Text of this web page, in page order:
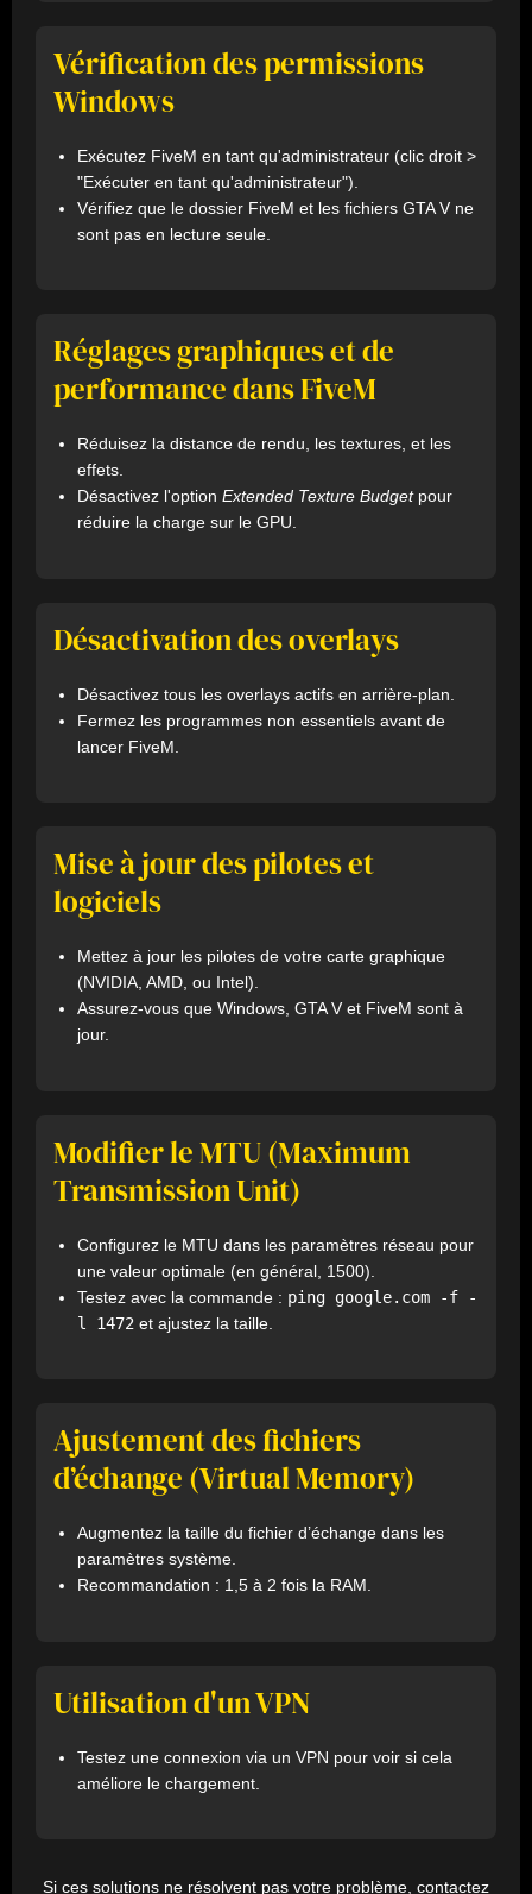
Vérification des permissions
Windows
Exécutez FiveM en tant qu'administrateur (clic droit >
"Exécuter en tant qu'administrateur").
Vérifiez que le dossier FiveM et les fichiers GTA V ne
sont pas en lecture seule.
Réglages graphiques et de
performance dans FiveM
Réduisez la distance de rendu, les textures, et les
effets.
Désactivez l'option Extended Texture Budgetpour
réduire la charge sur le GPU.
Désactivation des overlays
Désactivez tous les overlays actifs en arrière-plan.
Fermez les programmes non essentiels avant de
lancer FiveM.
Mise à jour des pilotes et
logiciels
Mettez à jour les pilotes de votre carte graphique
(NVIDIA, AMD, ou Intel).
Assurez-vous que Windows, GTA V et FiveM sont à
jour.
Modifier le MTU (Maximum
Transmission Unit)
Configurez le MTU dans les paramètres réseau pour
une valeur optimale (en général, 1500).
Testez avec la commande : ping google.com -f -
l 1472 et ajustez la taille.
Ajustement des fichiers
d’échange (Virtual Memory)
Augmentez la taille du fichier d’échange dans les
paramètres système.
Recommandation : 1,5 à 2 fois la RAM.
Utilisation d'un VPN
Testez une connexion via un VPN pour voir si cela
améliore le chargement.
Si ces solutions ne résolvent pas votre problème, contactez